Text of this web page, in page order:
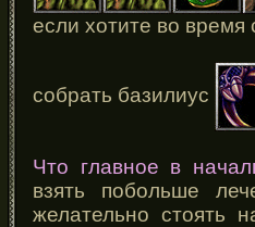
если хотите во время
собрать базилиус
Что главное в
взять побольше
желательно стоять